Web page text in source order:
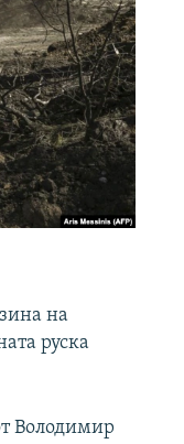
на
руска
Володимир